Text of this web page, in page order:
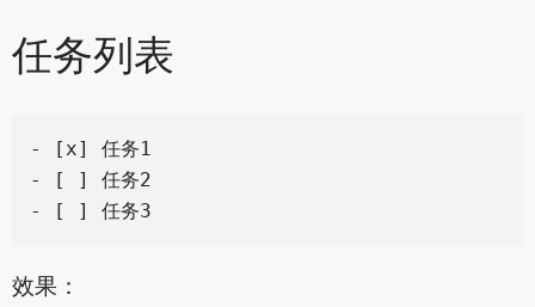
任务列表
- [x] 任务1
- [ ] 任务2
效果：